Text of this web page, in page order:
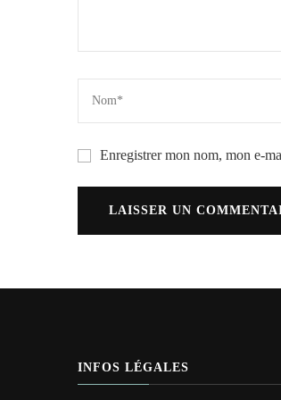
Enregistrer mon nom, mon e-
INFOS LÉGALES